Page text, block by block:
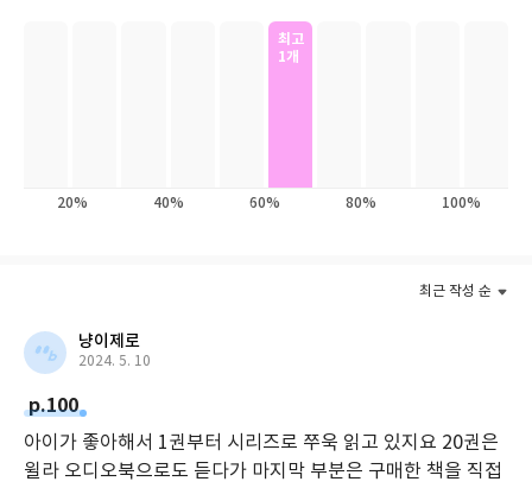
으로 ‘작은 천사 츠구미’ 앱에 접속하여 츠구미가 시키는 대로 행동
〈기억 듬뿍 초코바〉를 사 먹는다. 그 뒤로 굳이 기억하지 않아도
필요한 목록이 머릿속에 떠오르니 기억하려는 노력조차 하지 않게
되었다. 그러자 가장 소중한 기억을 통째로 잃어버리는 불행을 맞이
기 시작한다.
최고
1개
20% 40% 60% 80% 100%
최근 작성 순
냥이제로
2024. 5. 10
p.100
아이가 좋아해서 1권부터 시리즈로 쭈욱 읽고 있지요 20권은
윌라 오디오북으로도 듣다가 마지막 부분은 구매한 책을 직접